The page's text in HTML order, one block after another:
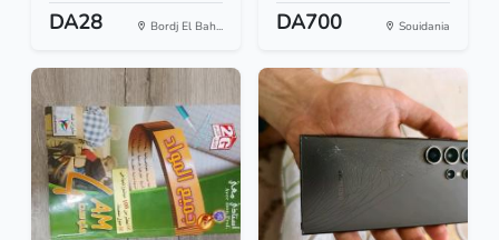
DA28 Bordj El Bah... DA700 Souidania